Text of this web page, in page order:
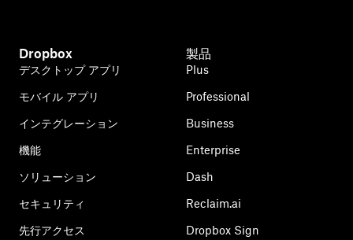
Dropbox
デスクトップ アプリ
モバイル アプリ
インテグレーション
機能
ソリューション
セキュリティ
先行アクセス
製品
Plus
Professional
Business
Enterprise
Dash
Reclaim.ai
Dropbox Sign